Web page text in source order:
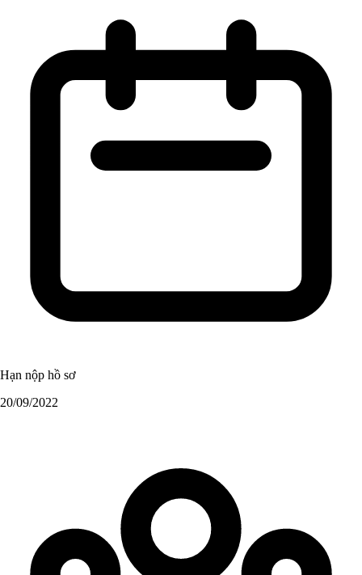
Hạn nộp hồ sơ
20/09/2022